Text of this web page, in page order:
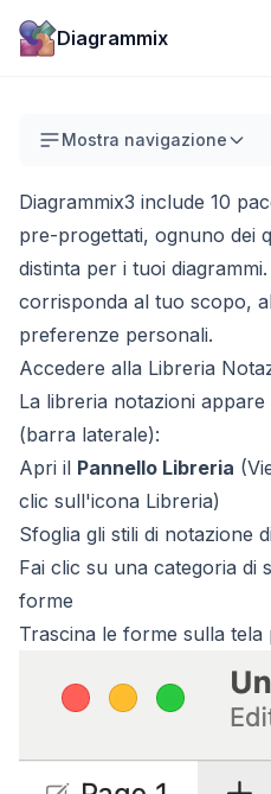
Diagrammix
Mostra navigazione
Diagrammix3 include 10
pre-progettati, ognuno dei
distinta per i tuoi
corrisponda al tuo scopo,
preferenze personali.
Accedere alla Libreria
La libreria notazioni appare
(barra laterale):
Apri il Pannello Libreria
clic sull'icona Libreria)
Sfoglia gli stili di notazione
Fai clic su una categoria di
forme
Trascina le forme sulla tela